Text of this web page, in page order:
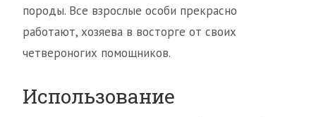
породы. Все взрослые особи прекрасно
работают, хозяева в восторге от своих
четвероногих помощников.
Использование